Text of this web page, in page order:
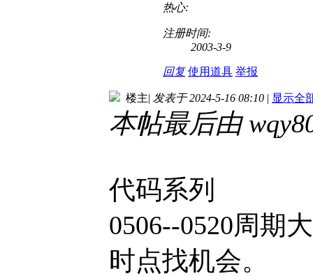
热心:
注册时间:
2003-3-9
回复 使用道具 举报
楼主| 发表于 2024-5-16 08:10 | 显示全
本帖最后由
代码系列
0506--0520周期
时点找机会。